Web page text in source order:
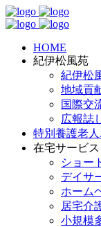
HOME
紀伊松風苑
紀伊松
地域貢
国際交
広報誌
特別養護老
在宅サービス
ショー
デイサ
ホーム
居宅介
小規模